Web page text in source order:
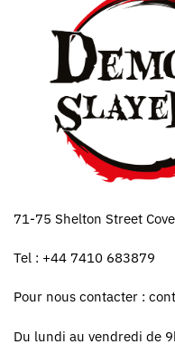
71-75 Shelton Street
Tel : +44 7410 683879
Pour nous contacter :
Du lundi au vendredi de